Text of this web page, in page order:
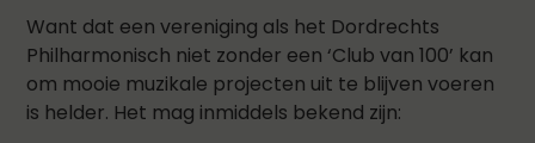
Want dat een vereniging als het Dordrechts
Philharmonisch niet zonder een ‘Club van 100’ kan
om mooie muzikale projecten uit te blijven voeren
is helder. Het mag inmiddels bekend zijn: